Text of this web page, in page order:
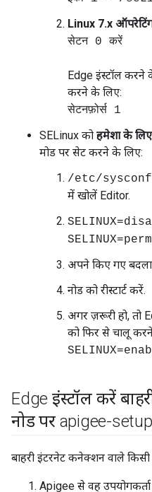
Linux 7.x
सेटन 0 करें
Edge इंस्टॉल करने
करने के लिए:
सेटनफ़ोर्स 1
SELinux को हमेशा के लिए
मोड पर सेट करने के लिए:
/etc/
में खोलें Editor.
अपने किए गए
नोड को रीस्टार्ट करें.
अगर ज़रूरी हो, तो
को फिर से चालू
Edge इंस्टॉल करें
नोड पर apigee-
बाहरी इंटरनेट कनेक्शन वाले
Apigee से वह